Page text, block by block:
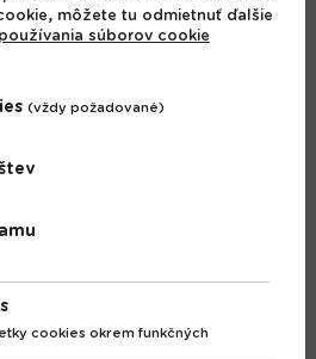
ShareSYS, 20V Li-Ion,
rýchlostné
môžete tu odmietnuť ďalšie
súborov cookie
(vždy požadované)
cookies okrem funkčných